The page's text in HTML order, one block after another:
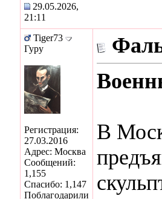
29.05.2026,
21:11
Tiger73
Гуру
Регистрация:
27.03.2016
Адрес: Москва
Сообщений:
1,155
Спасибо: 1,147
Поблагодарили
В